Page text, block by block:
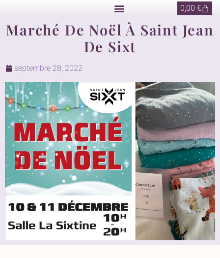
0,00 €
Marché De Noël À Saint Jean
De Sixt
septembre 28, 2022